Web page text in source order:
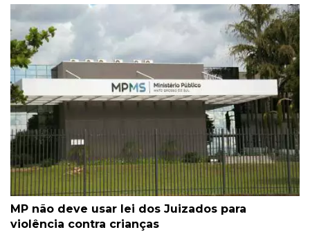
MP não deve usar lei dos Juizados para
violência contra crianças